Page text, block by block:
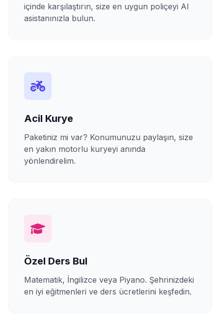
içinde karşılaştırın, size en uygun poliçeyi AI
asistanınızla bulun.
Acil Kurye
Paketiniz mi var? Konumunuzu paylaşın, size
en yakın motorlu kuryeyi anında
yönlendirelim.
Özel Ders Bul
Matematik, İngilizce veya Piyano. Şehrinizdeki
en iyi eğitmenleri ve ders ücretlerini keşfedin.